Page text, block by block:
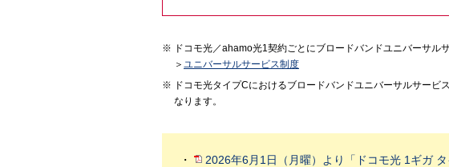
ドコモ光／ahamo光1契約ごとにブロードバンドユニバーサル
＞ ユニバーサルサービス制度
ドコモ光タイプCにおけるブロードバンドユニバーサルサー
なります。
2026年6月1日（月曜）より「ドコモ光 1ギガ